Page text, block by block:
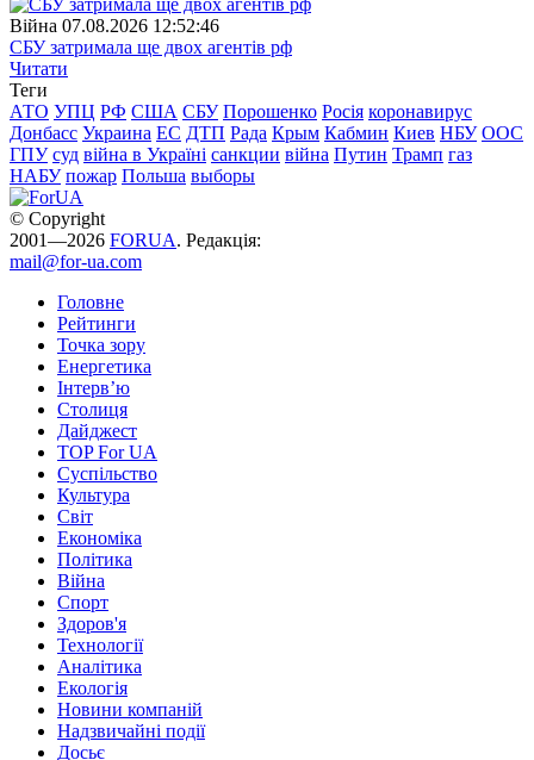
Війна 07.08.2026 12:52:46
СБУ затримала ще двох агентів рф
Читати
Теги
АТО УПЦ РФ США СБУ Порошенко Росія коронавирус
Донбасс Украина ЕС ДТП Рада Крым Кабмин Киев НБУ ООС
ГПУ суд війна в Україні санкции війна Путин Трамп газ
НАБУ пожар Польша выборы
© Copyright
2001—2026 FORUA. Редакція:
mail@for-ua.com
Головне
Рейтинги
Точка зору
Енергетика
Інтерв’ю
Столиця
Дайджест
TOP For UA
Суспiльство
Культура
Світ
Економіка
Політика
Війна
Спорт
Здоров'я
Технології
Аналітика
Екологія
Новини компаній
Надзвичайні події
Досьє